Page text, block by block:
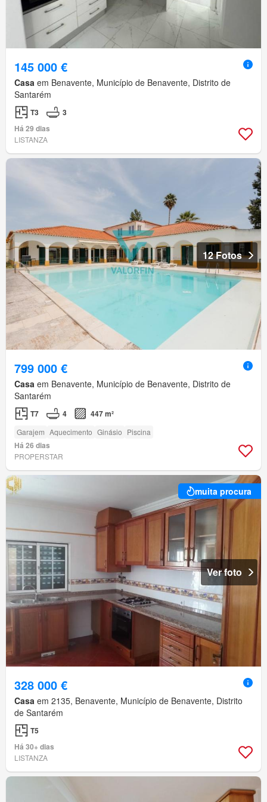
145 000 €
Casa em Benavente, Município de Benavente, Distrito de
Santarém
T3
3
Há 29 dias
LISTANZA
12 Fotos
799 000 €
Casa em Benavente, Município de Benavente, Distrito de
Santarém
T7 4 447 m²
Garajem Aquecimento Ginásio Piscina
Há 26 dias
PROPERSTAR
muita procura
Ver foto
328 000 €
Casa em 2135, Benavente, Município de Benavente, Distrito
de Santarém
T5
Há 30+ dias
LISTANZA